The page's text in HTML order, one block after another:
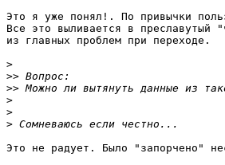
Это я уже понял!. По привычки
Все это выливается в преславутый
из главных проблем при переходе.
>
>>
>>
>
>
>
Это не радует. Было "запорчено"